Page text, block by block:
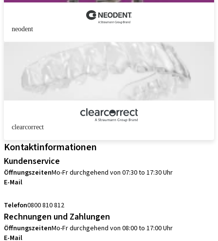
neodent
clearcorrect
Kontaktinformationen
Kundenservice
ÖffnungszeitenMo-Fr durchgehend von 07:30 to 17:30 Uhr
E-Mail
Telefon0800 810 812
Rechnungen und Zahlungen
ÖffnungszeitenMo-Fr durchgehend von 08:00 to 17:00 Uhr
E-Mail